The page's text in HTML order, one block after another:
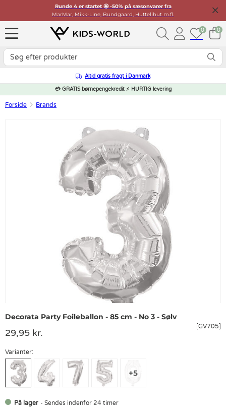
Runde 4 er startet 🤩 -50% på sæsonvarer fra
MarMar, Mikk-Line, Bundgaard, Huttelihut m.fl.
0 0
Altid gratis fragt i Danmark
💳 GRATIS børnepengekredit ⚡ HURTIG levering
Forside Brands
Decorata Party Foileballon - 85 cm - No 3 - Sølv
[GV705]
29,95 kr.
Varianter:
På lager - Sendes indenfor 24 timer